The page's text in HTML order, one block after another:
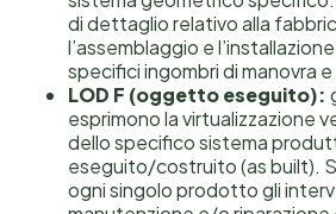
di dettaglio relativo alla
l’assemblaggio e
specifici ingombri di manovra
LOD F (oggetto eseguito):
esprimono la virtualizzazione
dello specifico sistema
eseguito/costruito (as built).
ogni singolo prodotto gli